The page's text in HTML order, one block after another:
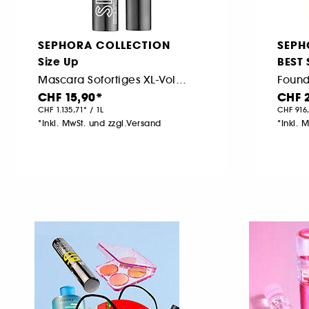
SEPHORA COLLECTION
Size Up
Mascara Sofortiges XL-Volumen
CHF 15,90
CHF 1.135,71 / 1L
*Inkl. MwSt. und zzgl.Versand
BEST
CHF
CHF
*Inkl.